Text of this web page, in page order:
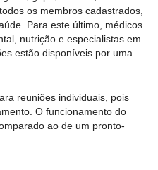
os membros cadastrados,
Para este último, médicos
nutrição e especialistas em
estão disponíveis por uma
reuniões individuais, pois
O funcionamento do
ao de um pronto-